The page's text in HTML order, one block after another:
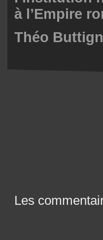
à l’Empire
Théo
Les